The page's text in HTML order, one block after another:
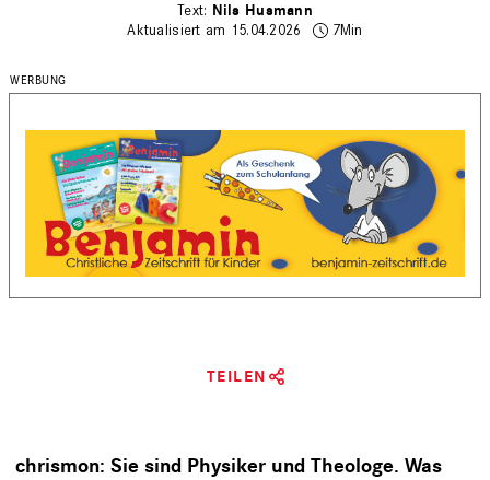
Nils Husmann
Aktualisiert am 15.04.2026
7Min
TEILEN
chrismon: Sie sind Physiker und Theologe. Was